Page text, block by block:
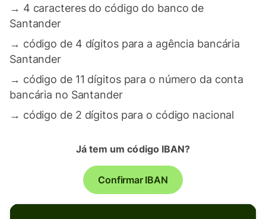
→ 4 caracteres do código do banco de
Santander
→ código de 4 dígitos para a agência bancária
Santander
→ código de 11 dígitos para o número da conta
bancária no Santander
→ código de 2 dígitos para o código nacional
Já tem um código IBAN?
Confirmar IBAN